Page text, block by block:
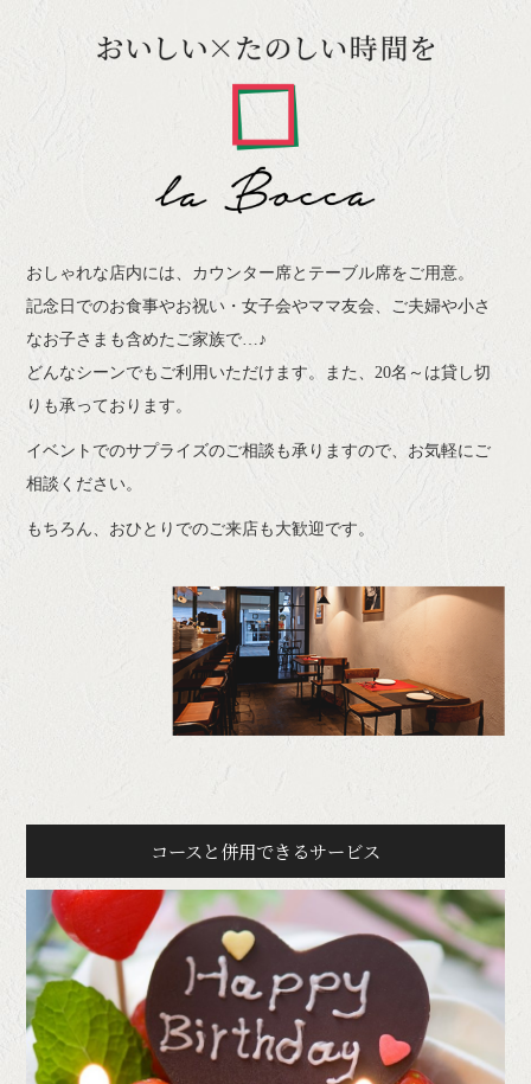
おしゃれな店内には、カウンター席とテーブル席をご用意。
記念日でのお食事やお祝い・女子会やママ友会、ご夫婦や小さ
なお子さまも含めたご家族で…♪
どんなシーンでもご利用いただけます。また、20名～は貸し切
りも承っております。
イベントでのサプライズのご相談も承りますので、お気軽にご
相談ください。
もちろん、おひとりでのご来店も大歓迎です。
コースと併用できるサービス